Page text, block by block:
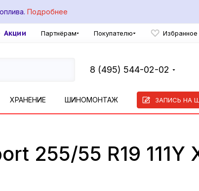
Подробнее
Акции Партнёрам Покупателю Избранное
8 (495) 544-02-02
ХРАНЕНИЕ ШИНОМОНТАЖ ЗАПИСЬ НА
255/55 R19 111Y